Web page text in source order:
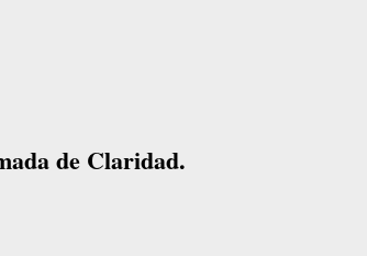
de Claridad.